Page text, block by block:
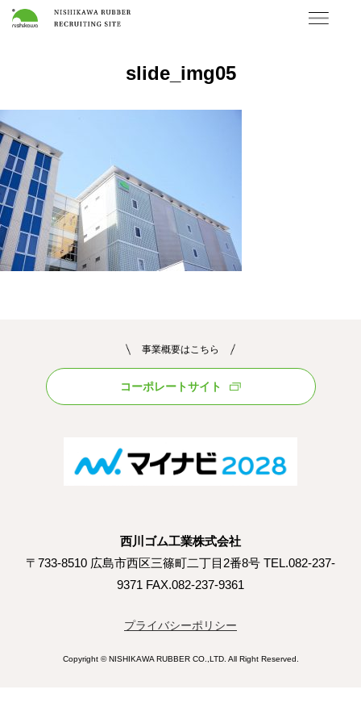
slide_img05
事業概要はこちら
コーポレートサイト
西川ゴム工業株式会社
〒733-8510 広島市西区三篠町二丁目2番8号 TEL.082-237-
9371 FAX.082-237-9361
プライバシーポリシー
Copyright © NISHIKAWA RUBBER CO.,LTD. All Right Reserved.